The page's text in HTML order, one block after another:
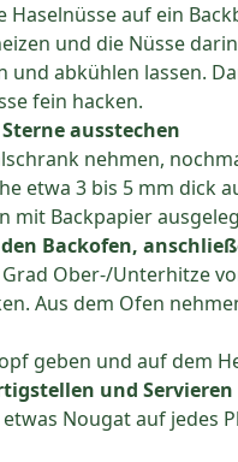
Haselnüsse auf ein
und die Nüsse
und abkühlen lassen.
fein hacken.
ausstechen
nehmen,
etwa 3 bis 5 mm dick
mit Backpapier
Backofen,
Ober-/Unterhitze
Aus dem Ofen
geben und auf dem
und Servieren
Nougat auf jedes